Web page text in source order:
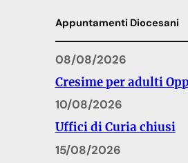
Appuntamenti Diocesani
08/08/2026
Cresime per adulti
10/08/2026
Uffici di Curia chiusi
15/08/2026